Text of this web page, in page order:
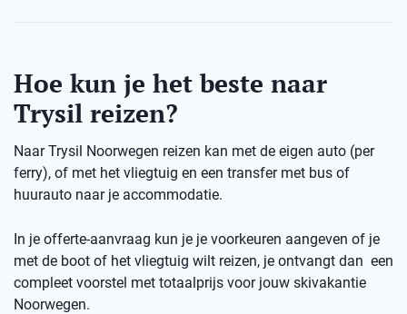
Hoe kun je het beste naar
Trysil reizen?
Naar Trysil Noorwegen reizen kan met de eigen auto (per
ferry), of met het vliegtuig en een transfer met bus of
huurauto naar je accommodatie.
In je offerte-aanvraag kun je je voorkeuren aangeven of je
met de boot of het vliegtuig wilt reizen, je ontvangt dan een
compleet voorstel met totaalprijs voor jouw skivakantie
Noorwegen.